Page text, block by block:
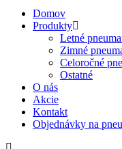
Domov
Produkty
Letné
Zimné
Celoročné
Ostatné
O nás
Akcie
Kontakt
Objednávky na